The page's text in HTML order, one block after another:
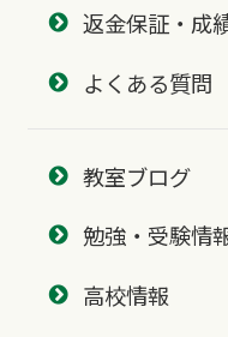
返金保証・成
よくある質問
教室ブログ
勉強・受験情
高校情報